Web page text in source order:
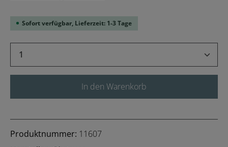
Sofort verfügbar, Lieferzeit: 1-3 Tage
Produkt Anzahl: Gib den gewünschten
In den Warenkorb
Produktnummer: 11607